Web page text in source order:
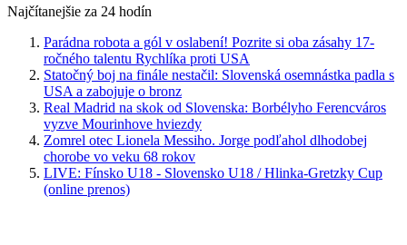
Najčítanejšie za 24 hodín
Parádna robota a gól v oslabení! Pozrite si oba zásahy 17-
ročného talentu Rychlíka proti USA
Statočný boj na finále nestačil: Slovenská osemnástka padla s
USA a zabojuje o bronz
Real Madrid na skok od Slovenska: Borbélyho Ferencváros
vyzve Mourinhove hviezdy
Zomrel otec Lionela Messiho. Jorge podľahol dlhodobej
chorobe vo veku 68 rokov
LIVE: Fínsko U18 - Slovensko U18 / Hlinka-Gretzky Cup
(online prenos)